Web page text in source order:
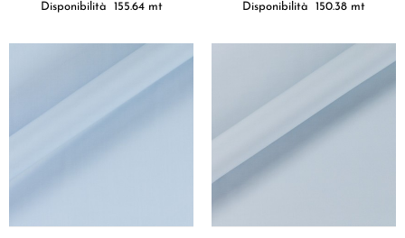
Disponibilità 155.64 mt Disponibilità 150.38 mt